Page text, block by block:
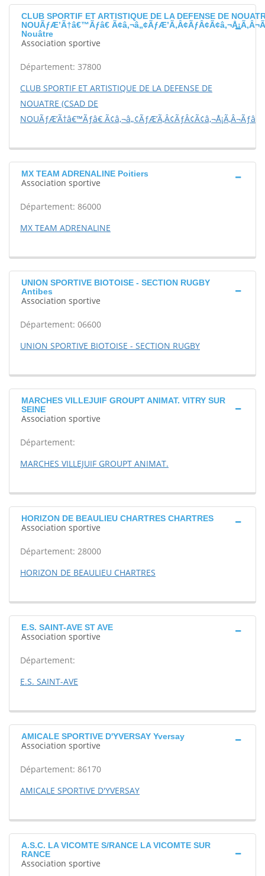
CLUB SPORTIF ET ARTISTIQUE DE LA DEFENSE DE
NOUÃƒÆ’Ã†â€™Ãƒâ€
Nouâtre
Association sportive
Département: 37800
CLUB SPORTIF ET ARTISTIQUE DE LA DEFENSE DE
NOUATRE (CSAD DE
NOUÃƒÆ’Ã†â€™Ãƒâ€
MX TEAM ADRENALINE Poitiers
Association sportive
Département: 86000
MX TEAM ADRENALINE
UNION SPORTIVE BIOTOISE - SECTION RUGBY
Antibes
Association sportive
Département: 06600
UNION SPORTIVE BIOTOISE - SECTION RUGBY
MARCHES VILLEJUIF GROUPT ANIMAT. VITRY SUR
SEINE
Association sportive
Département:
MARCHES VILLEJUIF GROUPT ANIMAT.
HORIZON DE BEAULIEU CHARTRES CHARTRES
Association sportive
Département: 28000
HORIZON DE BEAULIEU CHARTRES
E.S. SAINT-AVE ST AVE
Association sportive
Département:
E.S. SAINT-AVE
AMICALE SPORTIVE D'YVERSAY Yversay
Association sportive
Département: 86170
AMICALE SPORTIVE D'YVERSAY
A.S.C. LA VICOMTE S/RANCE LA VICOMTE SUR
RANCE
Association sportive